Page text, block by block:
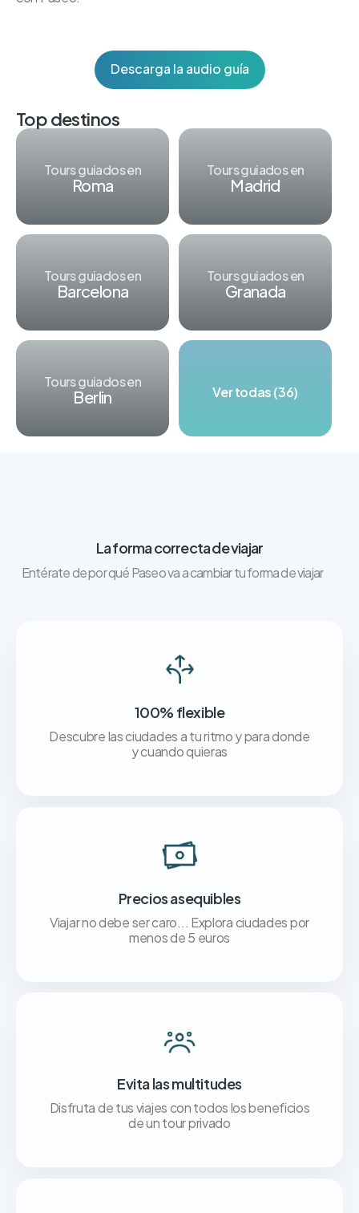
Descarga la audio guía
Top destinos
Tours guiados en
Roma
Tours guiados en
Madrid
Tours guiados en
Barcelona
Tours guiados en
Granada
Tours guiados en
Berlin Ver todas (36)
La forma correcta de viajar
Entérate de por qué Paseo va a cambiar tu forma de viajar
100% flexible
Descubre las ciudades a tu ritmo y para donde
y cuando quieras
Precios asequibles
Viajar no debe ser caro... Explora ciudades por
menos de 5 euros
Evita las multitudes
Disfruta de tus viajes con todos los beneficios
de un tour privado